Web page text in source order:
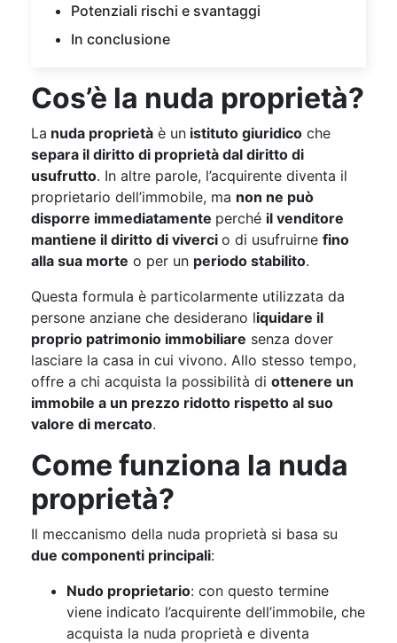
Potenziali rischi e svantaggi
In conclusione
Cos’è la nuda proprietà?
La nuda proprietà è un istituto giuridico che
separa il diritto di proprietà dal diritto di
usufrutto. In altre parole, l’acquirente diventa il
proprietario dell’immobile, ma non ne può
disporre immediatamente perché il venditore
mantiene il diritto di viverci o di usufruirne fino
alla sua morte o per un periodo stabilito.
Questa formula è particolarmente utilizzata da
persone anziane che desiderano liquidare il
proprio patrimonio immobiliare senza dover
lasciare la casa in cui vivono. Allo stesso tempo,
offre a chi acquista la possibilità di ottenere un
immobile a un prezzo ridotto rispetto al suo
valore di mercato.
Come funziona la nuda
proprietà?
Il meccanismo della nuda proprietà si basa su
due componenti principali:
Nudo proprietario: con questo termine
viene indicato l’acquirente dell’immobile, che
acquista la nuda proprietà e diventa